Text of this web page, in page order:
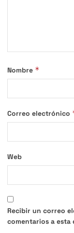
Nombre *
Correo electrónico
Web
Recibir un correo
comentarios a esta